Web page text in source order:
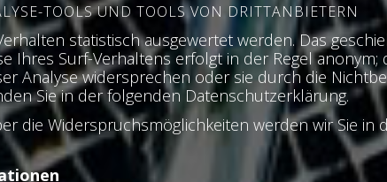
TOOLS UND TOOLS VON DRITTANBIETERN
statistisch ausgewertet werden. Das
Ihres Surf-Verhaltens erfolgt in der Regel
Analyse widersprechen oder sie durch die
Sie in der folgenden Datenschutzerklärung.
die Widerspruchsmöglichkeiten werden wir Sie in